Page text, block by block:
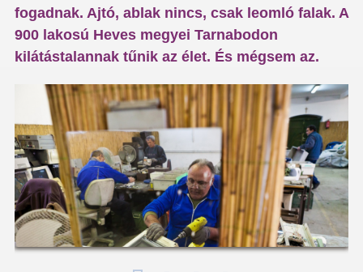
fogadnak. Ajtó, ablak nincs, csak leomló falak. A
900 lakosú Heves megyei Tarnabodon
kilátástalannak tűnik az élet. És mégsem az.